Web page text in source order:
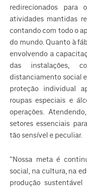
redirecionados para
atividades mantidas
contando com todo o
do mundo. Quanto à
envolvendo a
das instalações,
distanciamento social
proteção individual
roupas especiais e
operações.
setores essenciais
tão sensível e peculiar.
“Nossa meta é
social, na cultura, na
produção